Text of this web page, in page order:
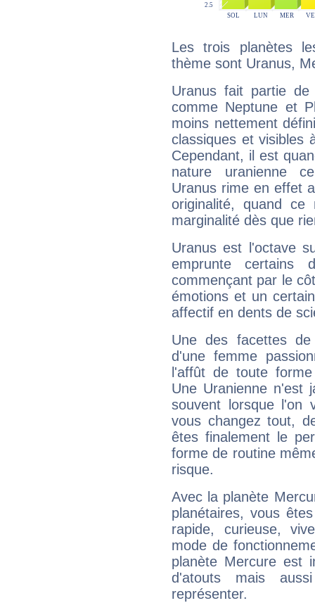
Les trois planètes
thème sont Uranus,
Uranus fait partie
comme Neptune et
moins nettement
classiques et visibles
Cependant, il est
nature uranienne
Uranus rime en effet
originalité, quand ce
marginalité dès que
Uranus est l'octave
emprunte
commençant par le
émotions et un
affectif en dents de
Une des facettes
d'une femme
l'affût de toute
Une Uranienne n'est
souvent lorsque l'on
vous changez tout,
êtes finalement le
forme de routine
risque.
Avec la planète
planétaires, vous
rapide, curieuse,
mode de
planète Mercure est
d'atouts mais
représenter.